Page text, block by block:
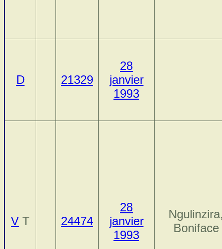
D 21329
28
janvier
1993
V T 24474
28
janvier
1993
Boniface